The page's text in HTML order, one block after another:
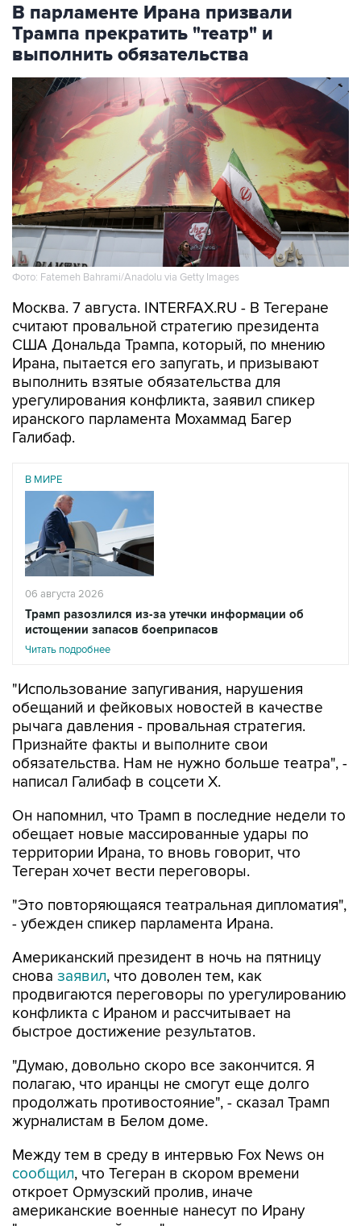
В парламенте Ирана призвали
Трампа прекратить "театр" и
выполнить обязательства
Фото: Fatemeh Bahrami/Anadolu via Getty Images
Москва. 7 августа. INTERFAX.RU - В Тегеране
считают провальной стратегию президента
США Дональда Трампа, который, по мнению
Ирана, пытается его запугать, и призывают
выполнить взятые обязательства для
урегулирования конфликта, заявил спикер
иранского парламента Мохаммад Багер
Галибаф.
В МИРЕ
06 августа 2026
Трамп разозлился из-за утечки информации об
истощении запасов боеприпасов
Читать подробнее
"Использование запугивания, нарушения
обещаний и фейковых новостей в качестве
рычага давления - провальная стратегия.
Признайте факты и выполните свои
обязательства. Нам не нужно больше театра", -
написал Галибаф в соцсети X.
Он напомнил, что Трамп в последние недели то
обещает новые массированные удары по
территории Ирана, то вновь говорит, что
Тегеран хочет вести переговоры.
"Это повторяющаяся театральная дипломатия",
- убежден спикер парламента Ирана.
Американский президент в ночь на пятницу
снова заявил, что доволен тем, как
продвигаются переговоры по урегулированию
конфликта с Ираном и рассчитывает на
быстрое достижение результатов.
"Думаю, довольно скоро все закончится. Я
полагаю, что иранцы не смогут еще долго
продолжать противостояние", - сказал Трамп
журналистам в Белом доме.
Между тем в среду в интервью Fox News он
сообщил, что Тегеран в скором времени
откроет Ормузский пролив, иначе
американские военные нанесут по Ирану